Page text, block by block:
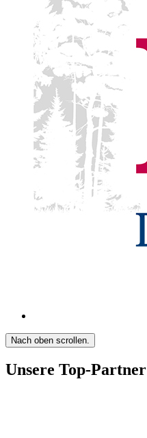
Nach oben scrollen.
Unsere Top-Partner